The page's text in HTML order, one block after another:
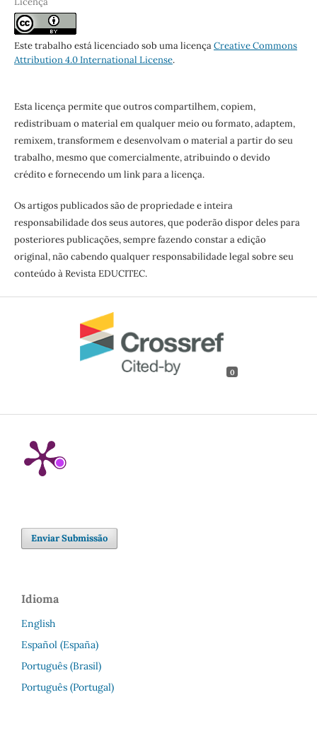
Este trabalho está licenciado sob uma licençaCreative Commons
Attribution 4.0 International License.
Esta licença permite que outros compartilhem, copiem,
redistribuam o material em qualquer meio ou formato, adaptem,
remixem, transformem e desenvolvam o material a partir do seu
trabalho, mesmo que comercialmente, atribuindo o devido
crédito e fornecendo um link para a licença.
Os artigos publicados são de propriedade e inteira
responsabilidade dos seus autores, que poderão dispor deles para
posteriores publicações, sempre fazendo constar a edição
original, não cabendo qualquer responsabilidade legal sobre seu
conteúdo à Revista EDUCITEC.
0
Enviar Submissão
Idioma
English
Español (España)
Português (Brasil)
Português (Portugal)